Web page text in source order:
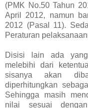
(PMK No.50 Tahun
April 2012, namun
2012 (Pasal 11).
Peraturan
Disisi lain ada
melebihi dari
sisanya akan
diperhitungkan
Sehingga masih
nilai sesuai